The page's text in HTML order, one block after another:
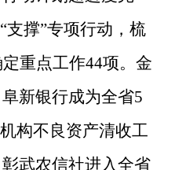
“支撑”专项行动，梳
重点工作44项。金
新银行成为全省5
构不良资产清收工
武农信社进入全省